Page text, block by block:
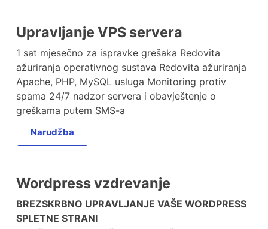
Upravljanje VPS servera
1 sat mjesečno za ispravke grešaka Redovita
ažuriranja operativnog sustava Redovita ažuriranja
Apache, PHP, MySQL usluga Monitoring protiv
spama 24/7 nadzor servera i obavještenje o
greškama putem SMS-a
Narudžba
Wordpress vzdrevanje
BREZSKRBNO UPRAVLJANJE VAŠE WORDPRESS
SPLETNE STRANI